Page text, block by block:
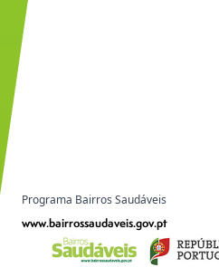
Programa Bairros Saudáveis
www.bairrossaudaveis.gov.pt